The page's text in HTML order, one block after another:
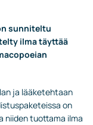
sunniteltu
ilma täyttää
ja lääketehtaan
on
niiden tuottama ilma